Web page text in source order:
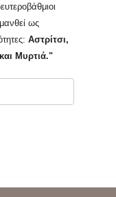
ως
Αστρίτσι,
Μυρτιά."